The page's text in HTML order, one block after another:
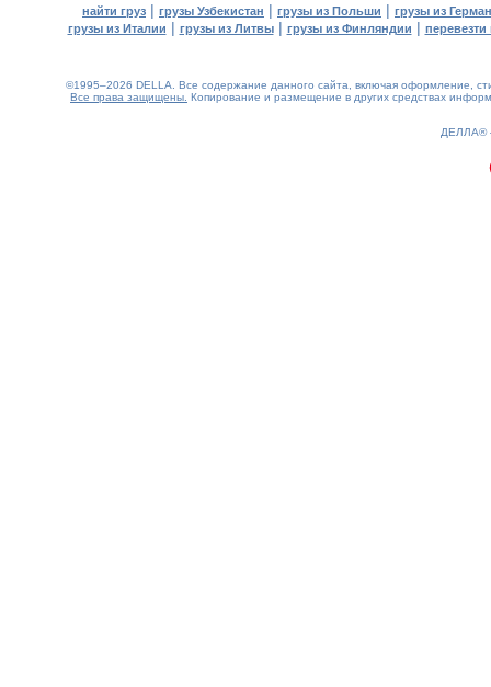
найти груз | грузы Узбекистан | грузы из Польши | грузы из
грузы из Италии | грузы из Литвы| грузы из Финляндии | перевезти
©1995–2026 DELLA. Все содержание данного сайта, включая оформление,
Все права защищены. Копирование и размещение в других средствах